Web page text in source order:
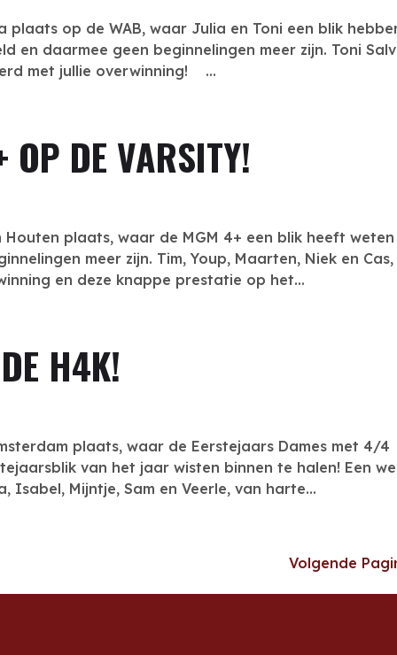
op de WAB, waar Julia en Toni een blik
en daarmee geen beginnelingen meer zijn. Toni
met jullie overwinning! ...
DE VARSITY!
plaats, waar de MGM 4+ een blik heeft weten
meer zijn. Tim, Youp, Maarten, Niek en Cas,
en deze knappe prestatie op het...
H4K!
plaats, waar de Eerstejaars Dames met 4/4
van het jaar wisten binnen te halen! Een
Isabel, Mijntje, Sam en Veerle, van harte...
Volgende